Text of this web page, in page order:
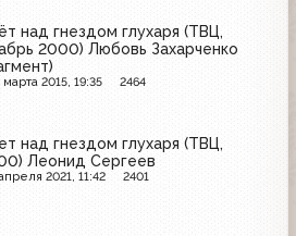
над гнездом глухаря (ТВЦ,
2000) Любовь Захарченко
марта 2015, 19:35 2464
над гнездом глухаря (ТВЦ,
Леонид Сергеев
2021, 11:42 2401